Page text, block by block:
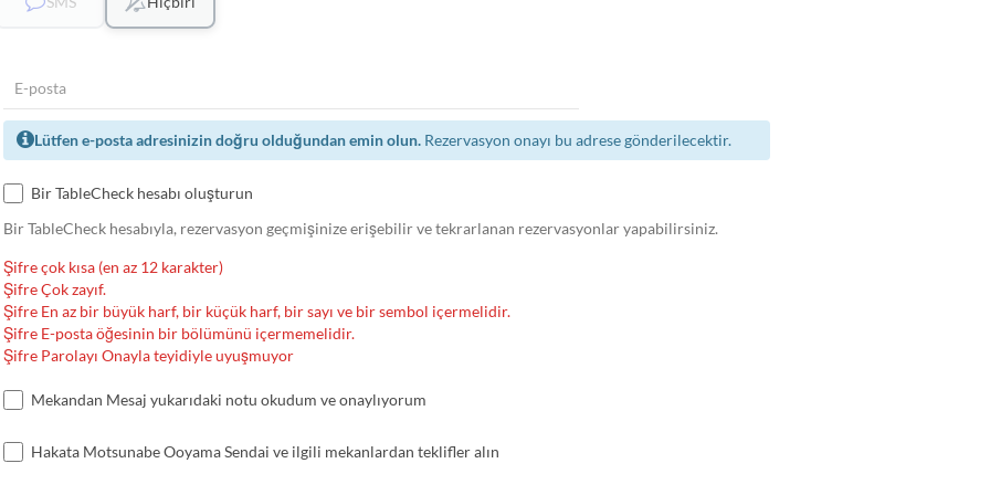
Lütfen e-posta adresinizin doğru olduğundan emin olun.Rezervasyon onayı bu adrese gönderilecektir.
Bir TableCheck hesabı oluşturun
Bir TableCheck hesabıyla, rezervasyon geçmişinize erişebilir ve tekrarlanan rezervasyonlar yapabilirsiniz.
Şifre çok kısa (en az 12 karakter)
Şifre Çok zayıf.
Şifre En az bir büyük harf, bir küçük harf, bir sayı ve bir sembol içermelidir.
Şifre E-posta öğesinin bir bölümünü içermemelidir.
Şifre Parolayı Onayla teyidiyle uyuşmuyor
Mekandan Mesaj yukarıdaki notu okudum ve onaylıyorum
Hakata Motsunabe Ooyama Sendai ve ilgili mekanlardan teklifler alın